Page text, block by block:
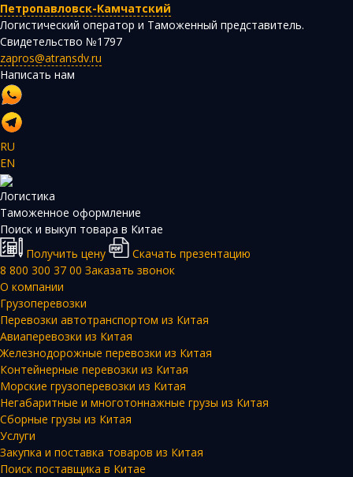
Петропавловск-Камчатский
Логистический оператор и Таможенный представитель.
Свидетельство №1797
zapros@atransdv.ru
Написать нам
RU
EN
Логистика
Таможенное оформление
Поиск и выкуп товара в Китае
Получить цену
Скачать презентацию
8 800 300 37 00 Заказать звонок
О компании
Грузоперевозки
Перевозки автотранспортом из Китая
Авиаперевозки из Китая
Железнодорожные перевозки из Китая
Контейнерные перевозки из Китая
Морские грузоперевозки из Китая
Негабаритные и многотоннажные грузы из Китая
Сборные грузы из Китая
Услуги
Закупка и поставка товаров из Китая
Поиск поставщика в Китае